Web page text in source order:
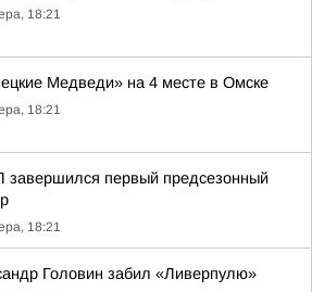
18:21
Медведи» на 4 месте в Омске
18:21
завершился первый предсезонный
18:21
Головин забил «Ливерпулю»